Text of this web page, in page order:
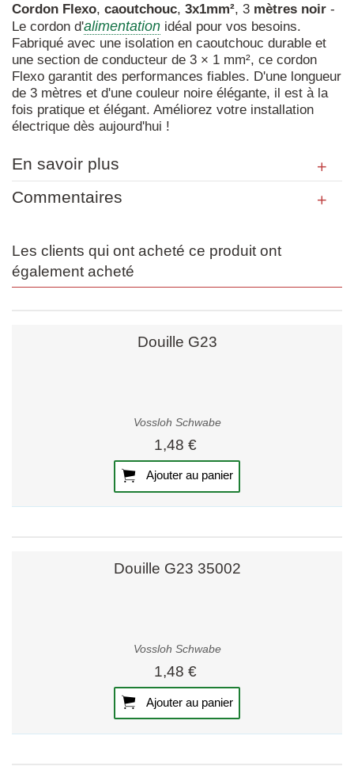
Cordon Flexo, caoutchouc, 3x1mm², 3 mètres noir -
Le cordon d'alimentation idéal pour vos besoins.
Fabriqué avec une isolation en caoutchouc durable et
une section de conducteur de 3 × 1 mm², ce cordon
Flexo garantit des performances fiables. D'une longueur
de 3 mètres et d'une couleur noire élégante, il est à la
fois pratique et élégant. Améliorez votre installation
électrique dès aujourd'hui !
En savoir plus
Commentaires
Les clients qui ont acheté ce produit ont
également acheté
Douille G23
Vossloh Schwabe
1,48 €
Ajouter au panier
Douille G23 35002
Vossloh Schwabe
1,48 €
Ajouter au panier